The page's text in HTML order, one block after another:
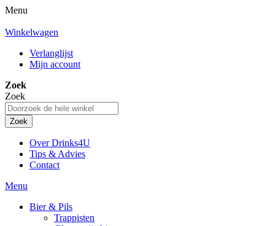
Menu
Winkelwagen
Verlanglijst
Mijn account
Zoek
Zoek
Zoek
Over Drinks4U
Tips & Advies
Contact
Menu
Bier & Pils
Trappisten